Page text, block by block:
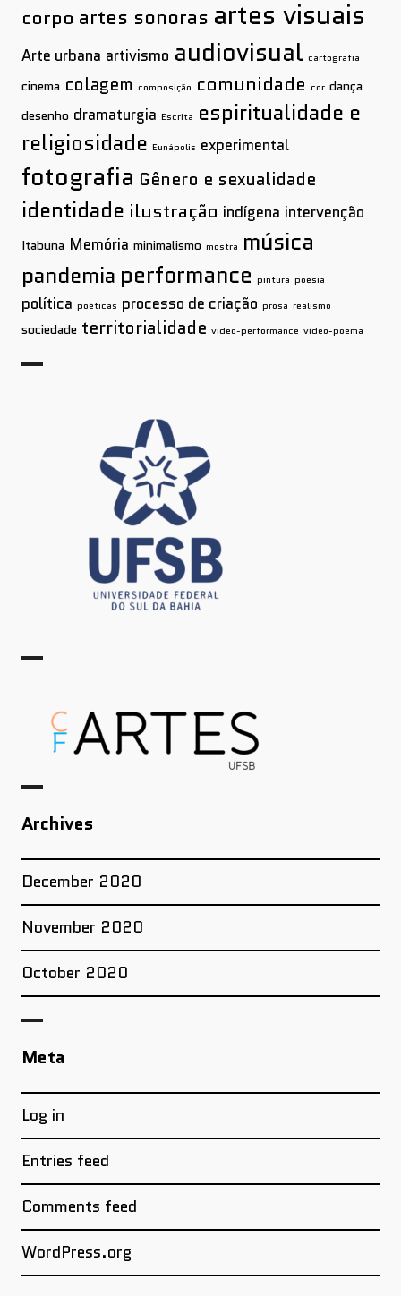
corpo artes sonoras artes visuais
Arte urbana artivismo audiovisual cartografia
cinema colagem composição comunidade cor dança
desenho dramaturgia Escrita espiritualidade e
religiosidade Eunápolis experimental
fotografia Gênero e sexualidade
identidade ilustração indígena intervenção
Itabuna Memória minimalismo mostra música
pandemia performance pintura poesia
política poéticas processo de criação prosa realismo
sociedade territorialidade vídeo-performance vídeo-poema
Archives
December 2020
November 2020
October 2020
Meta
Log in
Entries feed
Comments feed
WordPress.org